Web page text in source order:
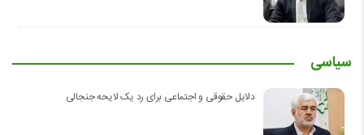
سیاسی
دلایل حقوقی و اجتماعی برای رد یک لایحه جنجالی